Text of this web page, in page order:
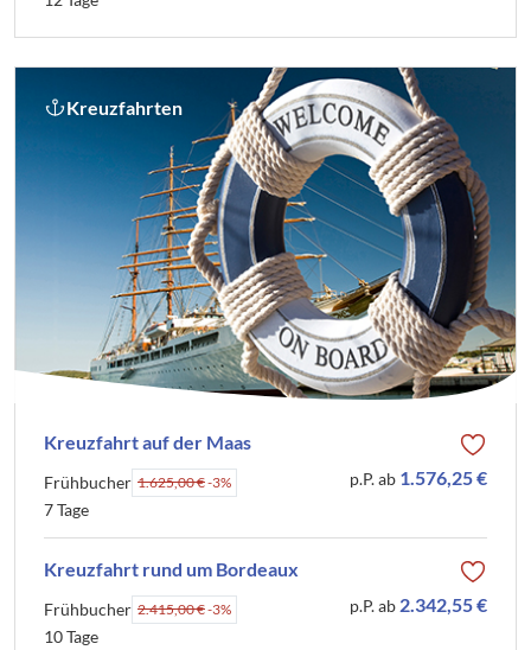
Kreuzfahrten
Kreuzfahrt auf der Maas
Frühbucher 1.625,00 €-3%
7 Tage
p.P. ab 1.576,25 €
Kreuzfahrt rund um Bordeaux
Frühbucher 2.415,00 €-3%
10 Tage
p.P. ab 2.342,55 €